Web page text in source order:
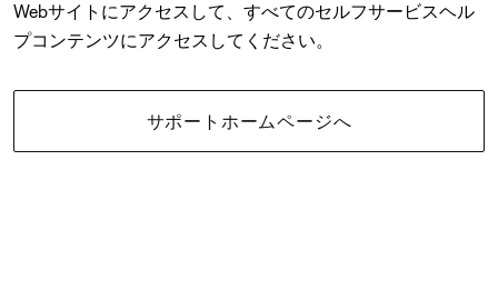
Webサイトにアクセスして、すべてのセルフサービスヘル
プコンテンツにアクセスしてください。
サポートホームページへ